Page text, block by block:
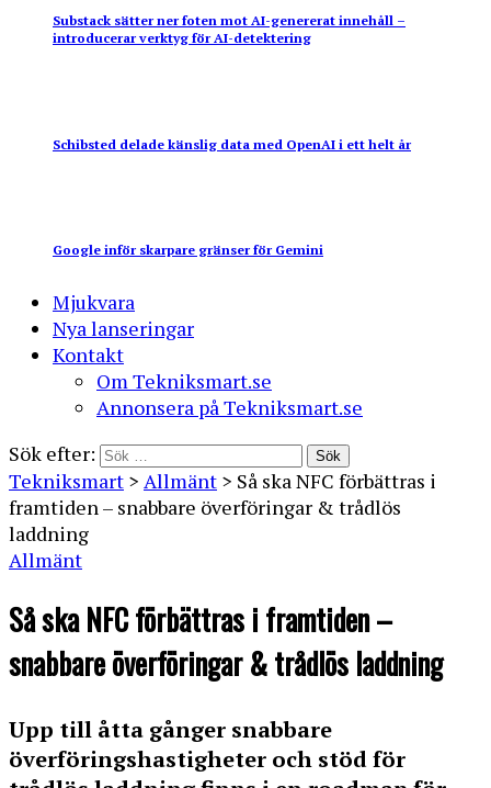
Substack sätter ner foten mot AI-genererat innehåll –
introducerar verktyg för AI-detektering
Schibsted delade känslig data med OpenAI i ett helt år
Google inför skarpare gränser för Gemini
Mjukvara
Nya lanseringar
Kontakt
Om Tekniksmart.se
Annonsera på Tekniksmart.se
Sök efter:
Tekniksmart > Allmänt > Så ska NFC förbättras i
framtiden – snabbare överföringar & trådlös
laddning
Allmänt
Så ska NFC förbättras i framtiden –
snabbare överföringar & trådlös laddning
Upp till åtta gånger snabbare
överföringshastigheter och stöd för